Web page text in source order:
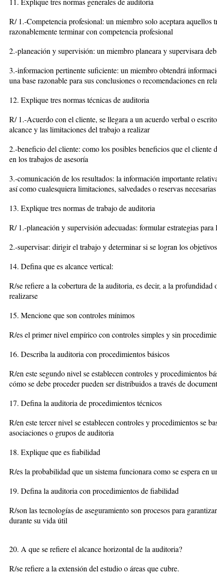
R/ 1.-Competencia profesional: un miembro solo aceptara aquellos
razonablemente terminar con competencia profesional
2.-planeación y supervisión: un miembro planeara y supervisara
3.-informacion pertinente suficiente: un miembro obtendrá
una base razonable para sus conclusiones o recomendaciones en
12. Explique tres normas técnicas de auditoria
R/ 1.-Acuerdo con el cliente, se llegara a un acuerdo verbal o
alcance y las limitaciones del trabajo a realizar
2.-beneficio del cliente: como los posibles beneficios que el cliente
en los trabajos de asesoría
3.-comunicación de los resultados: la información importante
así como cualesquiera limitaciones, salvedades o reservas necesarias
13. Explique tres normas de trabajo de auditoria
R/ 1.-planeación y supervisión adecuadas: formular estrategias
2.-supervisar: dirigir el trabajo y determinar si se logran los objetivos
14. Defina que es alcance vertical:
R/se refiere a la cobertura de la auditoria, es decir, a la profundidad
realizarse
15. Mencione que son controles mínimos
R/es el primer nivel empírico con controles simples y sin
16. Describa la auditoria con procedimientos básicos
R/en este segundo nivel se establecen controles y procedimientos
cómo se debe proceder pueden ser distribuidos a través de
17. Defina la auditoria de procedimientos técnicos
R/en este tercer nivel se establecen controles y procedimientos se
asociaciones o grupos de auditoria
18. Explique que es fiabilidad
R/es la probabilidad que un sistema funcionara como se espera en
19. Defina la auditoria con procedimientos de fiabilidad
R/son las tecnologías de aseguramiento son procesos para
durante su vida útil
20. A que se refiere el alcance horizontal de la auditoria?
R/se refiere a la extensión del estudio o áreas que cubre.